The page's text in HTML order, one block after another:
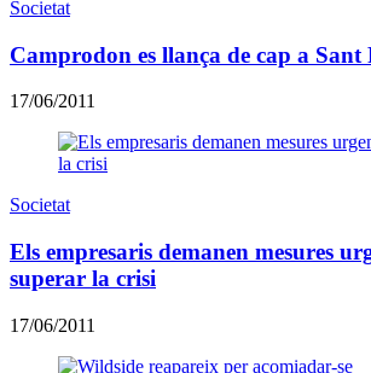
Societat
Camprodon es llança de cap a
17/06/2011
Societat
Els empresaris demanen mesures
superar la crisi
17/06/2011